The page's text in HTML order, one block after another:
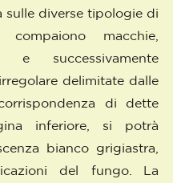
sulle diverse tipologie di
macchie,
e successivamente
delimitate dalle
di dette
inferiore, si potrà
bianco grigiastra,
del fungo. La